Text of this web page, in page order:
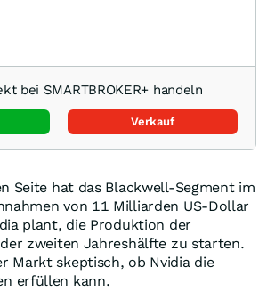
bei SMARTBROKER+ handeln
Verkauf
Seite hat das Blackwell-Segment im
von 11 Milliarden US-Dollar
plant, die Produktion der
zweiten Jahreshälfte zu starten.
Markt skeptisch, ob Nvidia die
erfüllen kann.